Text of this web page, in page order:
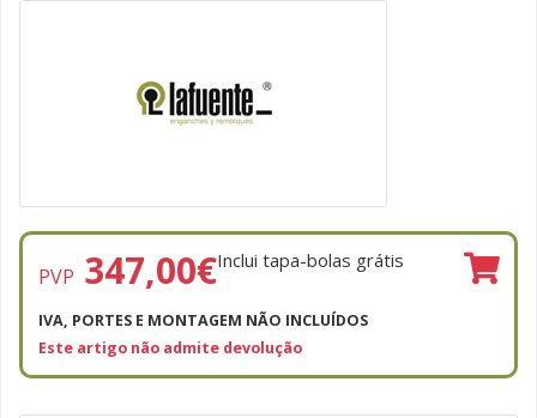
PVP 347,00€Inclui tapa-bolas grátis
IVA, PORTES E MONTAGEM NÃO INCLUÍDOS
Este artigo não admite devolução